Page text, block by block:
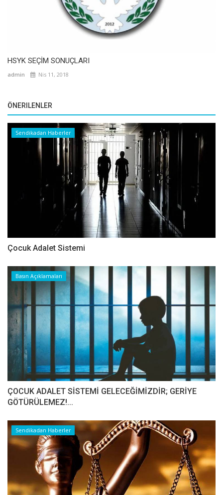
HSYK SEÇİM SONUÇLARI
admin Nis 11, 2018
ÖNERILENLER
Sendikadan Haberler
Çocuk Adalet Sistemi
Basın Açıklamaları
ÇOCUK ADALET SİSTEMİ GELECEĞİMİZDİR; GERİYE
GÖTÜRÜLEMEZ!...
Sendikadan Haberler